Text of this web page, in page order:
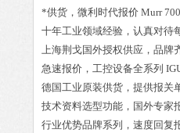
*供货，微利时代报价 Murr
十年工业领域经验，认真对待
上海荆戈国外授权供应，品牌
急速报价，工控设备全系列
德国工业原装供货，提供报关
技术资料选型功能，国外专家
行业优势品牌系列，速度回复